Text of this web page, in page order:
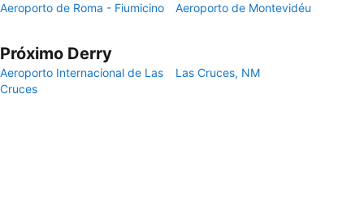
Aeroporto de Roma - Fiumicino Aeroporto de Montevidéu
Próximo Derry
Aeroporto Internacional de Las
Cruces
Las Cruces, NM